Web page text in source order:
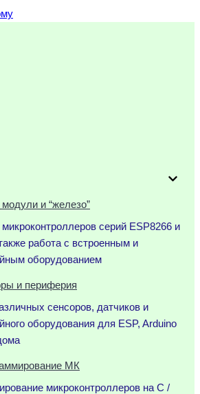
и “железо”
серий ESP8266 и
работа с встроенным и
оборудованием
и периферия
сенсоров, датчиков и
оборудования для ESP, Arduino
МК
микроконтроллеров на C /